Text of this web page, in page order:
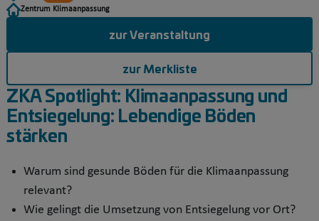
ZKA Spotlight: Klimaanpassung und
Entsiegelung: Lebendige Böden
stärken
Warum sind gesunde Böden für die Klimaanpassung
relevant?
Wie gelingt die Umsetzung von Entsiegelung vor Ort?
Zentrum Klimaanpassung
zur Veranstaltung
zur Merkliste